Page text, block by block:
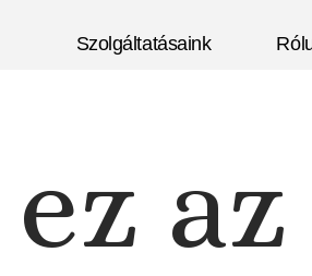
Szolgáltatásaink